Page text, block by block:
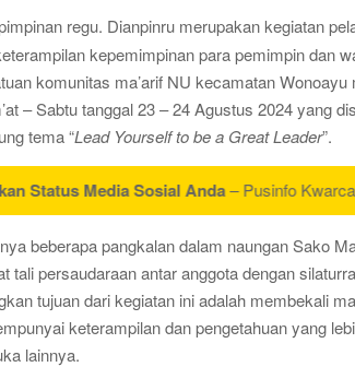
Adopsi Sistem Kerja Industri Lewat KPDA
Pelatihan Keprotokoleran
Siaga Ramaikan Pesta Siaga Kwarran
Tangguh dan Berkarakter
LT-1 SDN Pagerwojo Hadir Menempa
Pemimpin Baru dan Perkuat Kolaborasi Lintas
2026 Diwarnai Penampilan Tari Kreasi
Pramuka yang Lebih Inovatif dan
Gelar Rapat Kerja
regu. Dianpinru merupakan kegiatan
kepemimpinan para pemimpin dan
komunitas ma’arif NU kecamatan Wonoayu
– Sabtu tanggal 23 – 24 Agustus 2024 yang
tema “Lead Yourself to be a Great Leader”.
Media Sosial Anda– Pusinfo Kwarcab
beberapa pangkalan dalam naungan Sako
tali persaudaraan antar anggota dengan
tujuan dari kegiatan ini adalah membekali
keterampilan dan pengetahuan yang
lainnya.